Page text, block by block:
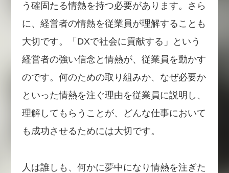
う確固たる情熱を持つ必要があります。さら
に、経営者の情熱を従業員が理解することも
大切です。「DXで社会に貢献する」という
経営者の強い信念と情熱が、従業員を動かす
のです。何のための取り組みか、なぜ必要か
といった情熱を注ぐ理由を従業員に説明し、
理解してもらうことが、どんな仕事において
も成功させるためには大切です。
人は誰しも、何かに夢中になり情熱を注ぎた